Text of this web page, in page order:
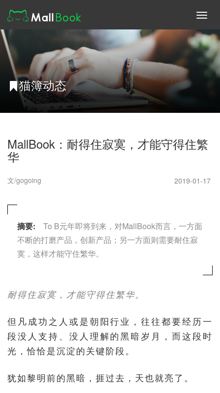
猫簿动态
MallBook：耐得住寂寞，才能守得住繁
华
文/gogoing 2019-01-17
摘要: To B元年即将到来，对MallBook而言，一方面
不断的打磨产品，创新产品；另一方面则需要耐住寂
寞，这样才能守住繁华。
耐得住寂寞，才能守得住繁华。
但凡成功之人或是朝阳行业，往往都要经历一
段没人支持、没人理解的黑暗岁月，而这段时
光，恰恰是沉淀的关键阶段。
犹如黎明前的黑暗，捱过去，天也就亮了。